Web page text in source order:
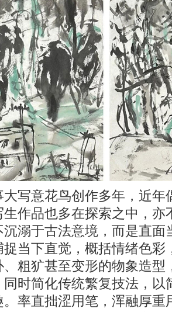
意花鸟创作多年，近年
作品也多在探索之中，亦
沉溺于古法意境，而是直面
当下直觉，概括情绪色彩
粗犷甚至变形的物象造型
时简化传统繁复技法，以
率直拙涩用笔，浑融厚重